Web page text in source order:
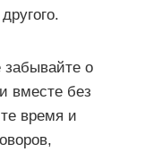
забывайте о
вместе без
время и